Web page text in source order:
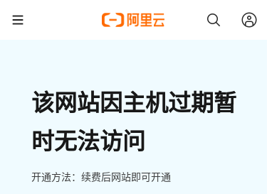
该网站因主机过期暂
时无法访问
开通方法：续费后网站即可开通